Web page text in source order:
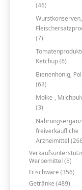
(46)
Wurstkonserven,
(7)
Ketchup (6)
Bienenhonig,
(63)
Molke-,
(3)
freiverkäufliche
Arzneimittel
Werbemittel (5)
Frischware (356)
Getränke (489)